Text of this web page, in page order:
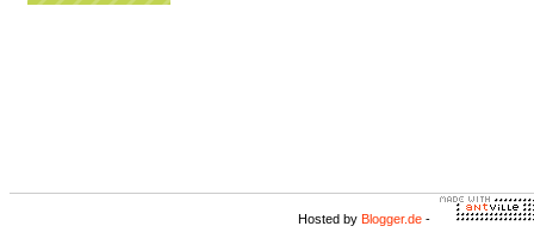
Hosted by Blogger.de -